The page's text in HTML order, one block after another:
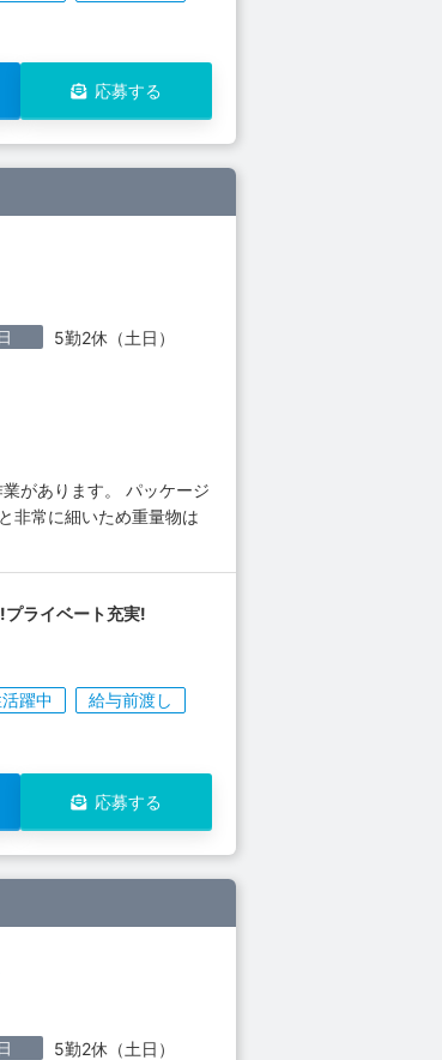
応募する
5勤2休（土日）
があります。 パッケージ
非常に細いため重量物は
ライベート充実!
躍中
給与前渡し
応募する
5勤2休（土日）